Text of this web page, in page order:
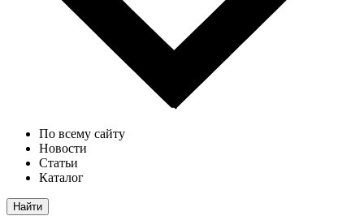
По всему сайту
Новости
Статьи
Каталог
Найти